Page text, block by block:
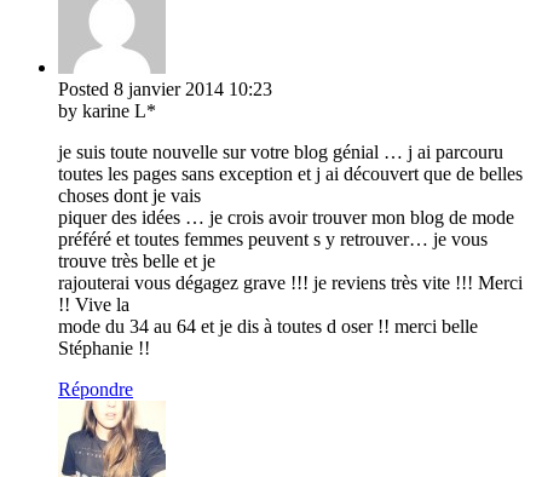
Posted 8 janvier 2014 10:23
by karine L*
je suis toute nouvelle sur votre blog génial … j ai parcouru
toutes les pages sans exception et j ai découvert que de belles
choses dont je vais
piquer des idées … je crois avoir trouver mon blog de mode
préféré et toutes femmes peuvent s y retrouver… je vous
trouve très belle et je
rajouterai vous dégagez grave !!! je reviens très vite !!! Merci
!! Vive la
mode du 34 au 64 et je dis à toutes d oser !! merci belle
Stéphanie !!
Répondre